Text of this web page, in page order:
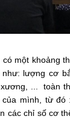
một khoảng
lượng cơ
... toàn
mình, từ đó
các chỉ số cơ